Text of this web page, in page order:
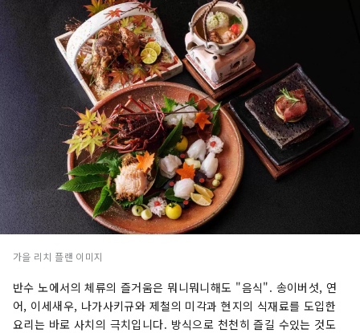
가을 리치 플랜 이미지
반수 노에서의 체류의 즐거움은 뭐니뭐니해도 "음식". 송이버섯, 연
어, 이세새우, 나가사키규와 제철의 미각과 현지의 식재료를 도입한
요리는 바로 사치의 극치입니다. 방식으로 천천히 즐길 수있는 것도